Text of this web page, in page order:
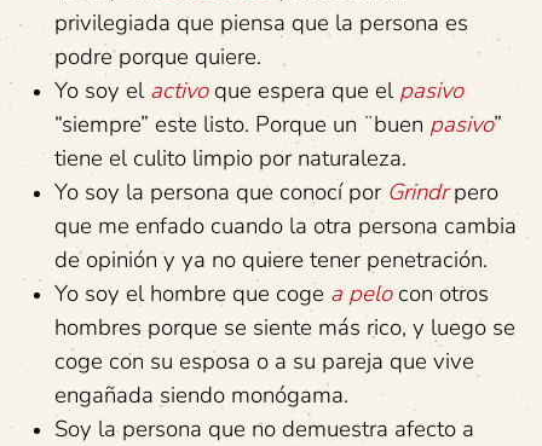
privilegiada que piensa que la persona es
podre porque quiere.
Yo soy elactivoque espera que elpasivo
“siempre” este listo. Porque un ¨buen pasivo”
tiene el culito limpio por naturaleza.
Yo soy la persona que conocí por Grindrpero
que me enfado cuando la otra persona cambia
de opinión y ya no quiere tener penetración.
Yo soy el hombre que coge a pelocon otros
hombres porque se siente más rico, y luego se
coge con su esposa o a su pareja que vive
engañada siendo monógama.
Soy la persona que no demuestra afecto a